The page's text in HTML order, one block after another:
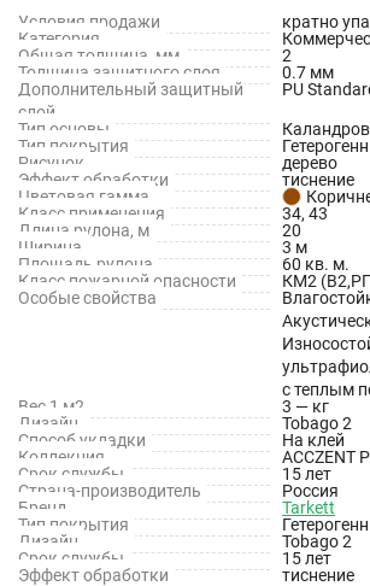
Напольное покрытие защищено
покрытием, и не способствует
бактерий.
Технические характеристики
Длина: 20 м
Ширина: 3 м
Толщина: 2 мм
Толщина защитного слоя: 0.7 мм
Класс применения для общественных
Класс применения для промышленных
Дополнительный защитный слой: PU
Класс пожаробезопасности: КМ2
Тип основы: Каландровая основа
Способ укладки: На клей
Условия продажи
кратно
Категория
Общая толщина, мм
2
Толщина защитного слоя
0.7 мм
Дополнительный защитный
слой
PU
Тип основы
Тип покрытия
Рисунок
дерево
Эффект обработки
тиснение
Цветовая гамма
Класс применения
34, 43
Длина рулона, м
20
Ширина
3 м
Площадь рулона
60 кв. м.
Класс пожарной опасности
КМ2
Особые свойства
с теплым
Вес 1 м2
3 — кг
Дизайн
Tobago 2
Способ укладки
На клей
Коллекция
ACCZENT
Срок службы
15 лет
Страна-производитель
Россия
Бренд
Tarkett
Тип покрытия
Дизайн
Tobago 2
Срок службы
15 лет
Эффект обработки
тиснение